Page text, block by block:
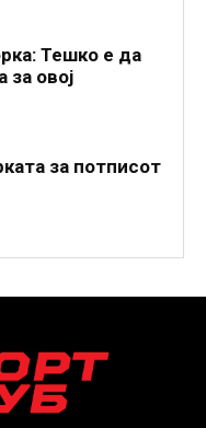
Тешко е да
за овој
за потписот